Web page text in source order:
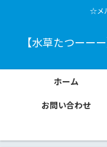
☆メ
【水草たつーー
ホーム
お問い合わせ